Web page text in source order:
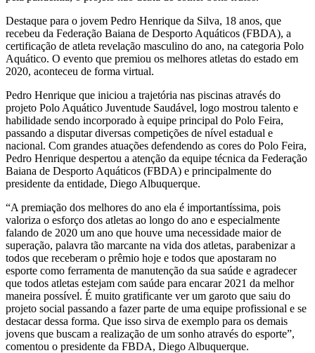
Destaque para o jovem Pedro Henrique da Silva, 18 anos, que
recebeu da Federação Baiana de Desporto Aquáticos (FBDA), a
certificação de atleta revelação masculino do ano, na categoria Polo
Aquático. O evento que premiou os melhores atletas do estado em
2020, aconteceu de forma virtual.
Pedro Henrique que iniciou a trajetória nas piscinas através do
projeto Polo Aquático Juventude Saudável, logo mostrou talento e
habilidade sendo incorporado à equipe principal do Polo Feira,
passando a disputar diversas competições de nível estadual e
nacional. Com grandes atuações defendendo as cores do Polo Feira,
Pedro Henrique despertou a atenção da equipe técnica da Federação
Baiana de Desporto Aquáticos (FBDA) e principalmente do
presidente da entidade, Diego Albuquerque.
“A premiação dos melhores do ano ela é importantíssima, pois
valoriza o esforço dos atletas ao longo do ano e especialmente
falando de 2020 um ano que houve uma necessidade maior de
superação, palavra tão marcante na vida dos atletas, parabenizar a
todos que receberam o prêmio hoje e todos que apostaram no
esporte como ferramenta de manutenção da sua saúde e agradecer
que todos atletas estejam com saúde para encarar 2021 da melhor
maneira possível. É muito gratificante ver um garoto que saiu do
projeto social passando a fazer parte de uma equipe profissional e se
destacar dessa forma. Que isso sirva de exemplo para os demais
jovens que buscam a realização de um sonho através do esporte”,
comentou o presidente da FBDA, Diego Albuquerque.